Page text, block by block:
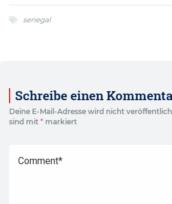
senegal
Schreibe einen
Deine E-Mail-Adresse wird nicht
sind mit * markiert